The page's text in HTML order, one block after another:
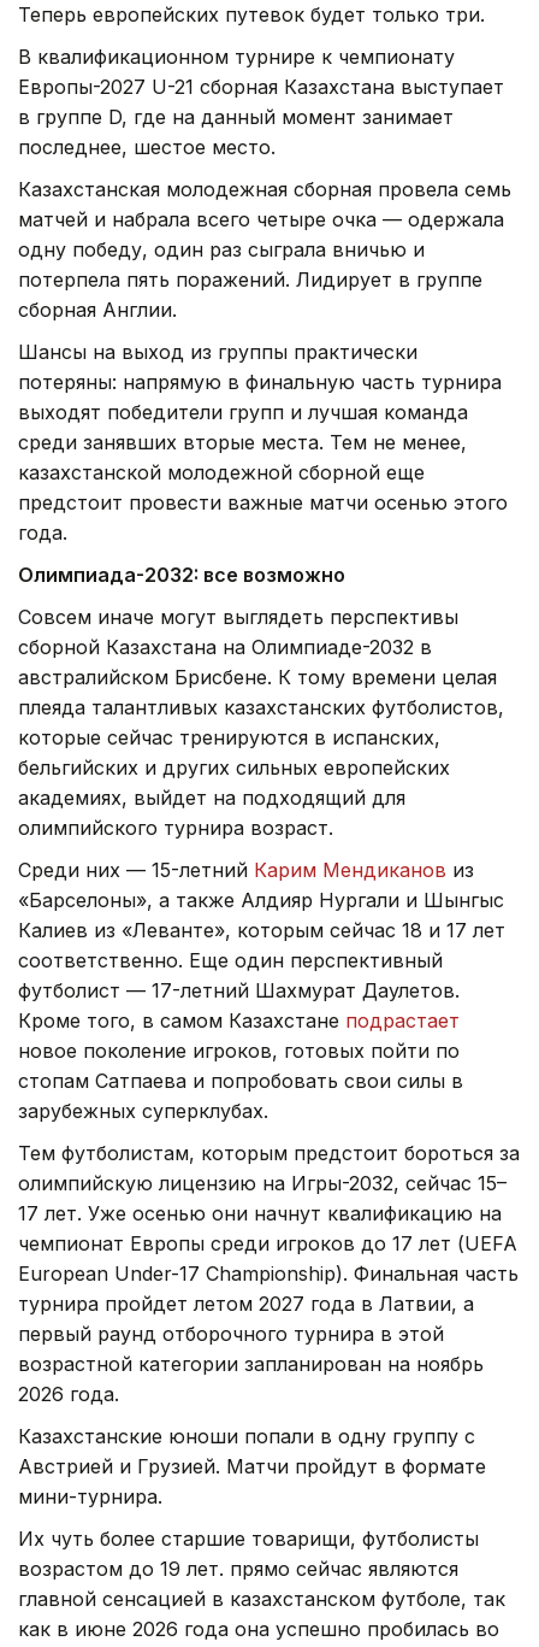
Теперь европейских путевок будет только три.
В квалификационном турнире к чемпионату
Европы-2027 U-21 сборная Казахстана выступает
в группе D, где на данный момент занимает
последнее, шестое место.
Казахстанская молодежная сборная провела семь
матчей и набрала всего четыре очка — одержала
одну победу, один раз сыграла вничью и
потерпела пять поражений. Лидирует в группе
сборная Англии.
Шансы на выход из группы практически
потеряны: напрямую в финальную часть турнира
выходят победители групп и лучшая команда
среди занявших вторые места. Тем не менее,
казахстанской молодежной сборной еще
предстоит провести важные матчи осенью этого
года.
Олимпиада-2032: все возможно
Совсем иначе могут выглядеть перспективы
сборной Казахстана на Олимпиаде-2032 в
австралийском Брисбене. К тому времени целая
плеяда талантливых казахстанских футболистов,
которые сейчас тренируются в испанских,
бельгийских и других сильных европейских
академиях, выйдет на подходящий для
олимпийского турнира возраст.
Среди них — 15-летний Карим Мендиканов из
«Барселоны», а также Алдияр Нургали и Шынгыс
Калиев из «Леванте», которым сейчас 18 и 17 лет
соответственно. Еще один перспективный
футболист — 17-летний Шахмурат Даулетов.
Кроме того, в самом Казахстане подрастает
новое поколение игроков, готовых пойти по
стопам Сатпаева и попробовать свои силы в
зарубежных суперклубах.
Тем футболистам, которым предстоит бороться за
олимпийскую лицензию на Игры-2032, сейчас 15–
17 лет. Уже осенью они начнут квалификацию на
чемпионат Европы среди игроков до 17 лет (UEFA
European Under-17 Championship). Финальная часть
турнира пройдет летом 2027 года в Латвии, а
первый раунд отборочного турнира в этой
возрастной категории запланирован на ноябрь
2026 года.
Казахстанские юноши попали в одну группу с
Австрией и Грузией. Матчи пройдут в формате
мини-турнира.
Их чуть более старшие товарищи, футболисты
возрастом до 19 лет. прямо сейчас являются
главной сенсацией в казахстанском футболе, так
как в июне 2026 года она успешно пробилась во